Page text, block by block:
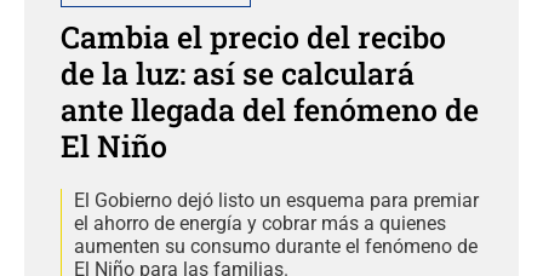
Cambia el precio del recibo
de la luz: así se calculará
ante llegada del fenómeno de
El Niño
El Gobierno dejó listo un esquema para premiar
el ahorro de energía y cobrar más a quienes
aumenten su consumo durante el fenómeno de
El Niño para las familias.